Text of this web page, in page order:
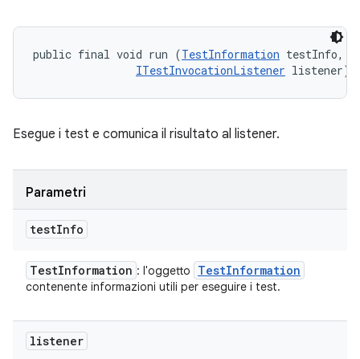
public final void run (TestInformation testInfo,
ITestInvocationListener listener)
Esegue i test e comunica il risultato al listener.
Parametri
testInfo
TestInformation : l'oggetto TestInformation
contenente informazioni utili per eseguire i test.
listener